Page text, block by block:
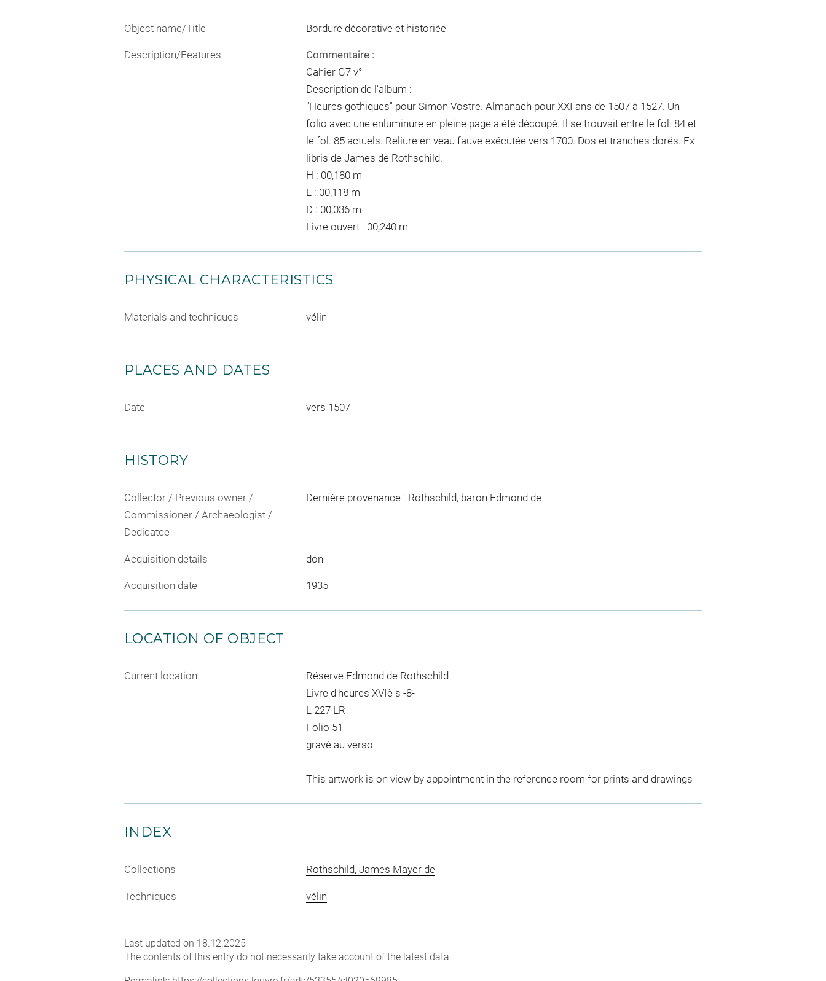
Object name/Title Bordure décorative et historiée
Description/Features
Commentaire :
Cahier G7 v°
Description de l'album :
"Heures gothiques" pour Simon Vostre. Almanach pour XXI ans de 1507 à 1527. Un
folio avec une enluminure en pleine page a été découpé. Il se trouvait entre le fol. 84 et
le fol. 85 actuels. Reliure en veau fauve exécutée vers 1700. Dos et tranches dorés. Ex-
libris de James de Rothschild.
H : 00,180 m
L : 00,118 m
D : 00,036 m
Livre ouvert : 00,240 m
PHYSICAL CHARACTERISTICS
Materials and techniques vélin
PLACES AND DATES
Date vers 1507
HISTORY
Collector / Previous owner /
Commissioner / Archaeologist /
Dedicatee
Dernière provenance : Rothschild, baron Edmond de
Acquisition details don
Acquisition date 1935
LOCATION OF OBJECT
Current location
Réserve Edmond de Rothschild
Livre d'heures XVIè s -8-
L 227 LR
Folio 51
gravé au verso
This artwork is on view by appointment in the reference room for prints and drawings
INDEX
Collections Rothschild, James Mayer de
Techniques vélin
Last updated on 18.12.2025
The contents of this entry do not necessarily take account of the latest data.